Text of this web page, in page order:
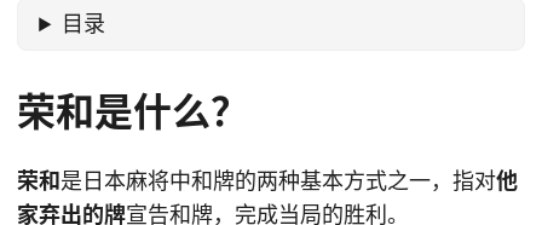
目录
荣和是什么？
荣和是日本麻将中和牌的两种基本方式之一，指对他
家弃出的牌宣告和牌，完成当局的胜利。